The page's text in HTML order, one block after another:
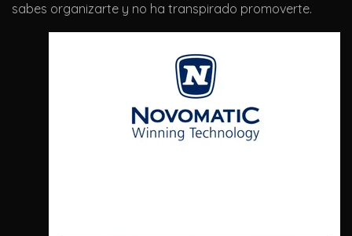
sabes organizarte y no ha transpirado promoverte.